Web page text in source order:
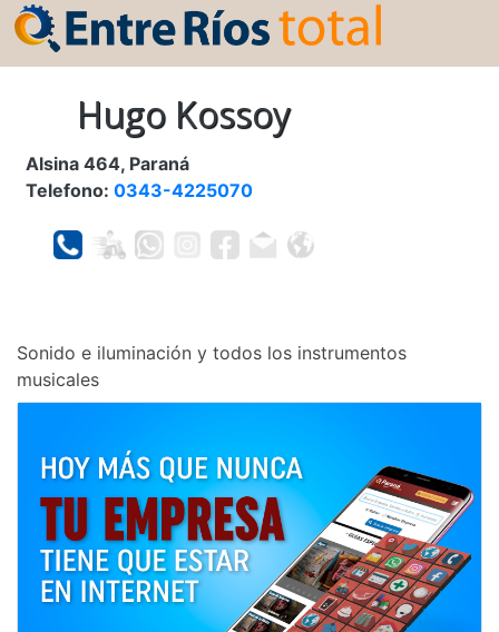
Hugo Kossoy
Alsina 464, Paraná
Telefono: 0343-4225070
Sonido e iluminación y todos los instrumentos
musicales